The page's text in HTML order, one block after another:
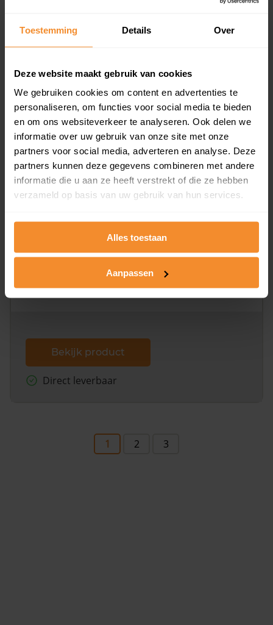
Toestemming Details Over
Deze website maakt gebruik van cookies
We gebruiken cookies om content en advertenties te
personaliseren, om functies voor social media te bieden
en om ons websiteverkeer te analyseren. Ook delen we
informatie over uw gebruik van onze site met onze
partners voor social media, adverteren en analyse. Deze
partners kunnen deze gegevens combineren met andere
informatie die u aan ze heeft verstrekt of die ze hebben
verzameld op basis van uw gebruik van hun services.
Alles toestaan
Aanpassen
Een overzicht van alle verkochte woningen (koopsom
inclusief een jaar lang gratis updates van nieuwe
Bekijk product
Direct leverbaar
Kadastrale kaart pakket
Alleen globale ligging perceel
Een uitgebreid overzicht van het perceel en
omliggende percelen met de kadastrale erfgrenzen,
dit inclusief de luchtfoto!
Bekijk product
Direct leverbaar
1 2 3